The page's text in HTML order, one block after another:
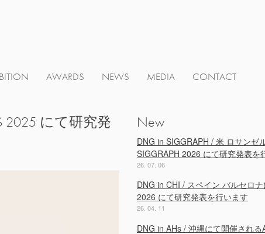
AWARDS NEWS MEDIA CONTACT
2025 にて研究発
New
DNG in SIGGRAPH / 米 ロサンゼ
SIGGRAPH 2026 にて研究発表を
26. 07. 06
DNG in CHI / スペイン バルセロ
2026 にて研究発表を行います
26. 04. 11
DNG in AHs / 沖縄にて開催され